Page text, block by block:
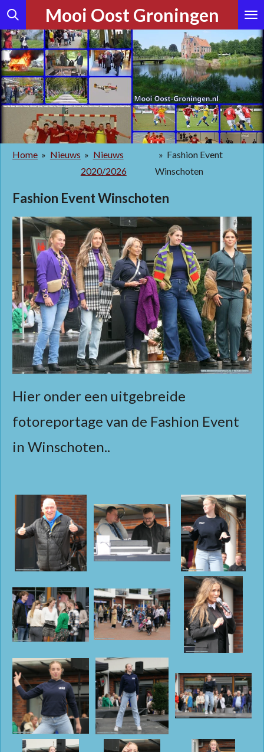
Ga
direct
naar
de
hoofdinhoud
Mooi Oost Groningen
Home » Nieuws » Nieuws
2020/2026
» Fashion Event
Winschoten
Fashion Event Winschoten
Hier onder een uitgebreide
fotoreportage van de Fashion Event
in Winschoten..